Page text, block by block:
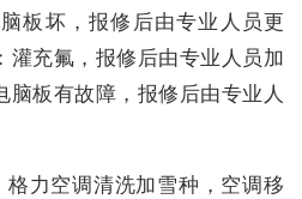
板坏，报修后由专业人员更
灌充氟，报修后由专业人员加
板有故障，报修后由专业人
力空调清洗加雪种，空调移